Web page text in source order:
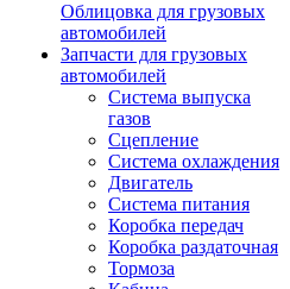
Облицовка для грузовых
автомобилей
Запчасти для грузовых
автомобилей
Система выпуска
газов
Сцепление
Система охлаждения
Двигатель
Система питания
Коробка передач
Коробка раздаточная
Тормоза